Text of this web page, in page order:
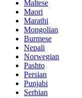
Maltese
Maori
Marathi
Mongolian
Burmese
Nepali
Norwegian
Pashto
Persian
Punjabi
Serbian